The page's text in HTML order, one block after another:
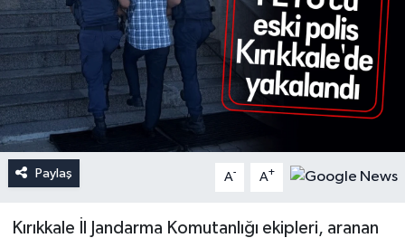
Paylaş A- A+
Kırıkkale İl Jandarma Komutanlığı ekipleri, aranan